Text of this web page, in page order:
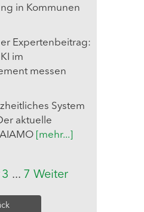
in Kommunen
Expertenbeitrag:
im
messen
System
aktuelle
[mehr...]
3 ... 7 Weiter